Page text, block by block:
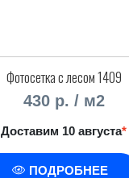
Фотосетка с лесом 1409
430 р. / м2
Доставим 10 августа*
ПОДРОБНЕЕ